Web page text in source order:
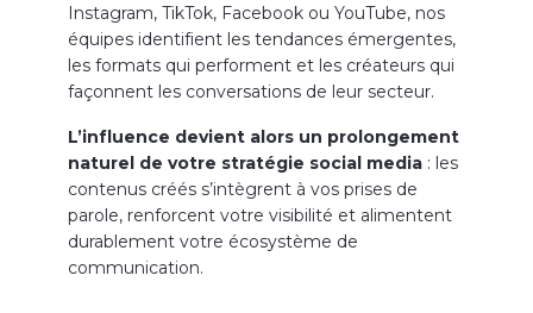
Instagram, TikTok, Facebook ou YouTube, nos
équipes identifient les tendances émergentes,
les formats qui performent et les créateurs qui
façonnent les conversations de leur secteur.
L’influence devient alors un prolongement
naturel de votre stratégie social media: les
contenus créés s’intègrent à vos prises de
parole, renforcent votre visibilité et alimentent
durablement votre écosystème de
communication.